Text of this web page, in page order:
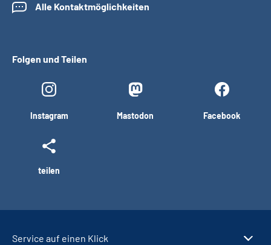
Alle Kontaktmöglichkeiten
Folgen und Teilen
Instagram Mastodon Facebook
teilen
Service auf einen Klick